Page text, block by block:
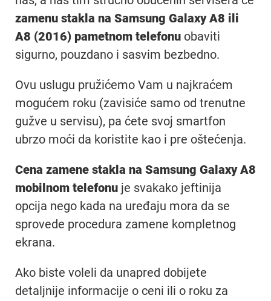
zamenu stakla na Samsung Galaxy A8 ili
A8 (2016) pametnom telefonu obaviti
sigurno, pouzdano i sasvim bezbedno.
Ovu uslugu pružićemo Vam u najkraćem
mogućem roku (zavisiće samo od trenutne
gužve u servisu), pa ćete svoj smartfon
ubrzo moći da koristite kao i pre oštećenja.
Cena zamene stakla na Samsung Galaxy A8
mobilnom telefonu je svakako jeftinija
opcija nego kada na uređaju mora da se
sprovede procedura zamene kompletnog
ekrana.
Ako biste voleli da unapred dobijete
detaljnije informacije o ceni ili o roku za